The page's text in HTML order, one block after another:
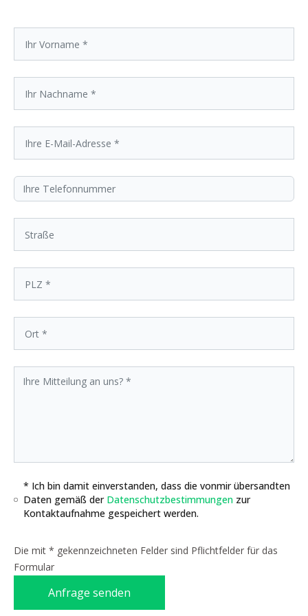
* Ich bin damit einverstanden, dass die vonmir übersandten
Daten gemäß der Datenschutzbestimmungen zur
Kontaktaufnahme gespeichert werden.
Die mit * gekennzeichneten Felder sind Pflichtfelder für das
Formular
Anfrage senden